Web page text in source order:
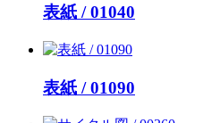
表紙 / 01040
表紙 / 01090